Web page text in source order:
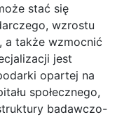
stać się
wzrostu
a także wzmocnić
jest
opartej na
społecznego,
badawczo-